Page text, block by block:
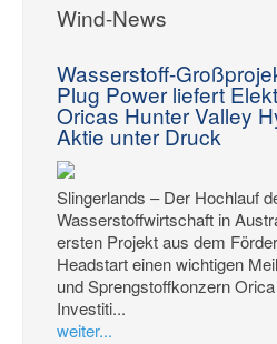
Wind-News
Wasserstoff-
Plug Power liefert
Oricas Hunter Valley
Aktie unter Druck
Slingerlands – Der Hochlauf
Wasserstoffwirtschaft in
ersten Projekt aus dem
Headstart einen wichtigen
und Sprengstoffkonzern
Investiti...
weiter...